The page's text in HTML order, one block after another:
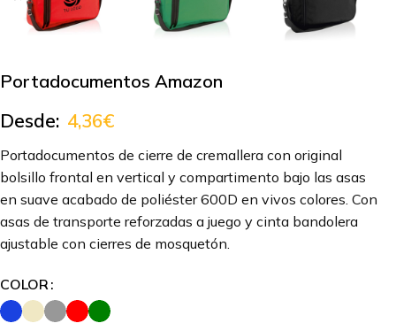
Portadocumentos Amazon
Desde: 4,36€
Portadocumentos de cierre de cremallera con original
bolsillo frontal en vertical y compartimento bajo las asas
en suave acabado de poliéster 600D en vivos colores. Con
asas de transporte reforzadas a juego y cinta bandolera
ajustable con cierres de mosquetón.
COLOR